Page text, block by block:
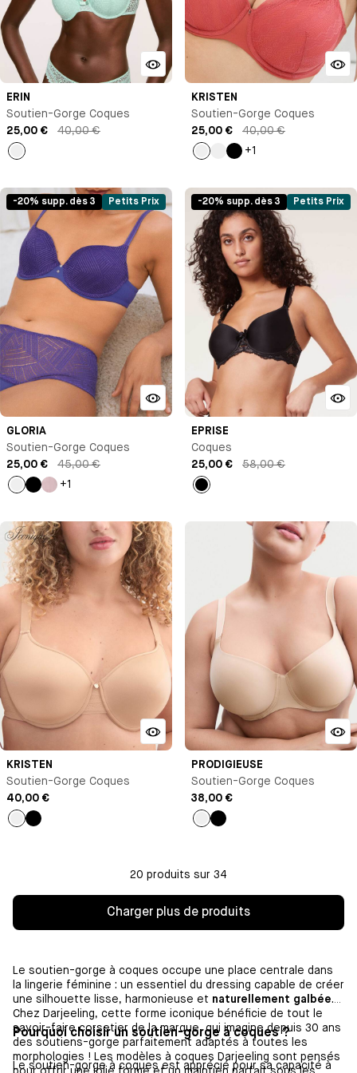
ERIN
Soutien-Gorge Coques
25,00 €
40,00 €
Vert
KRISTEN
Soutien-Gorge Coques
25,00 €
40,00 €
Orange
+1
-20% supp. dès 3 Petits Prix
GLORIA
Soutien-Gorge Coques
25,00 €
45,00 €
Violet
+1
-20% supp. dès 3 Petits Prix
EPRISE
Coques
25,00 €
58,00 €
Noir
KRISTEN
Soutien-Gorge Coques
40,00 €
PRODIGIEUSE
Soutien-Gorge Coques
38,00 €
20 produits sur 34
Charger plus de produits
Le soutien-gorge à coques occupe une place centrale dans
la lingerie féminine : un essentiel du dressing capable de créer
une silhouette lisse, harmonieuse et naturellement galbée.
Chez Darjeeling, cette forme iconique bénéficie de tout le
savoir-faire corsetier de la marque, qui imagine depuis 30 ans
des soutiens-gorge parfaitement adaptés à toutes les
morphologies ! Les modèles à coques Darjeeling sont pensés
Pourquoi choisir un soutien-gorge à coques ?
Le soutien-gorge à coques est apprécié pour sa capacité à